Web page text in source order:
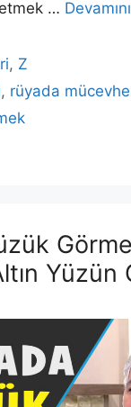
…
, Z
, rüyada
Yüzün